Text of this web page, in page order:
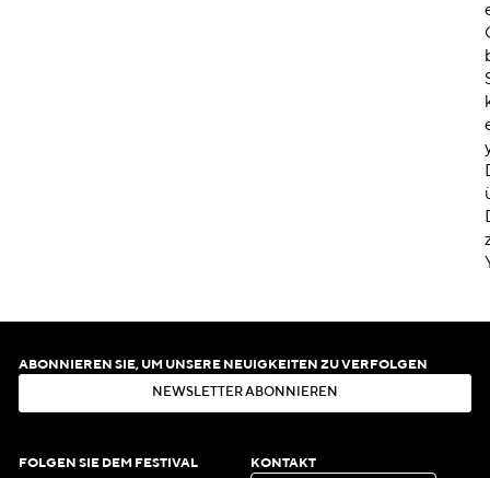
ABONNIEREN SIE, UM UNSERE NEUIGKEITEN ZU VERFOLGEN
N EWSLET ERABON N EREN
FOLGEN SIE DEM FESTIVAL KONTAKT